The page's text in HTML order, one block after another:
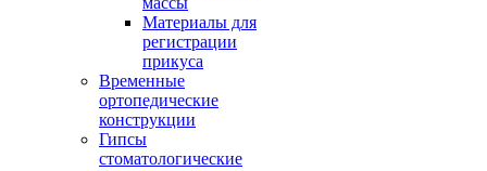
Материалы для
регистрации
прикуса
Временные
ортопедические
конструкции
Гипсы
стоматологические